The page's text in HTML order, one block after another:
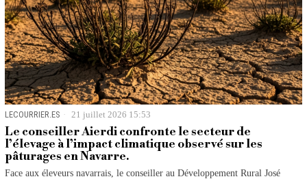
LECOURRIER.ES 21 juillet 2026 15:53
Le conseiller Aierdi confronte le secteur de
l’élevage à l’impact climatique observé sur les
pâturages en Navarre.
Face aux éleveurs navarrais, le conseiller au Développement Rural José